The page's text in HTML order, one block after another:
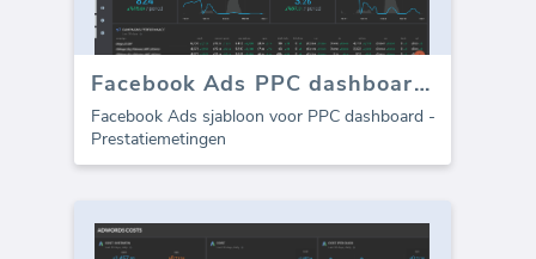
Facebook Ads PPC dashboard - Prestaties
Facebook Ads sjabloon voor PPC dashboard -
Prestatiemetingen